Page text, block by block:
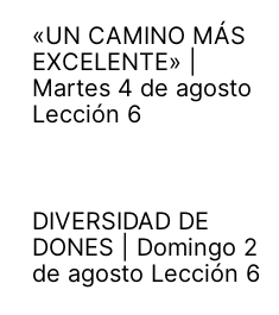
«UN CAMINO MÁS
EXCELENTE» |
Martes 4 de agosto
Lección 6
DIVERSIDAD DE
DONES | Domingo 2
de agosto Lección 6